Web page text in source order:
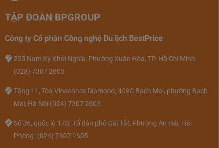
TẬP ĐOÀN BPGROUP
Công ty Cổ phần Công nghệ Du lịch BestPrice
255 Nam Kỳ Khởi Nghĩa, Phường Xuân Hòa, TP. Hồ Chí Minh.
(028) 7307 2605
Tầng 11, Tòa Vinaconex Diamond, 459C Bạch Mai, phường Bạch
Mai, Hà Nội (024) 7307 2605
Số 36, quốc lộ 17B, Tổ dân phố Cái Tắt, Phường An Hải, Hải
Phòng. (024) 7307 2605